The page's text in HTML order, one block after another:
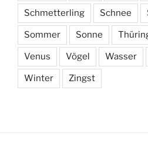
Schmetterling Schnee
Sommer Sonne
Venus Vögel Wasser
Winter Zingst